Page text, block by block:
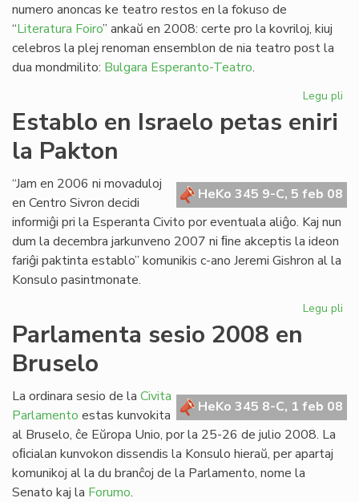
numero anoncas ke teatro restos en la fokuso de
“Literatura Foiro” ankaŭ en 2008: certe pro la kovriloj, kiuj
celebros la plej renoman ensemblon de nia teatro post la
dua mondmilito: Bulgara Esperanto-Teatro.
Legu pli
de
Establo en Israelo petas eniri
la Pakton
HeKo 345 9-C, 5 feb 08
“Jam en 2006 ni movaduloj
en Centro Sivron decidi
informiĝi pri la Esperanta Civito por eventuala aliĝo. Kaj nun
dum la decembra jarkunveno 2007 ni ﬁne akceptis la ideon
fariĝi paktinta establo” komunikis c-ano Jeremi Gishron al la
Konsulo pasintmonate.
Legu pli
Parlamenta sesio 2008 en
Bruselo
HeKo 345 8-C, 1 feb 08
La ordinara sesio de la Civita
Parlamento estas kunvokita
al Bruselo, ĉe Eŭropa Unio, por la 25-26 de julio 2008. La
oﬁcialan kunvokon dissendis la Konsulo hieraŭ, per apartaj
komunikoj al la du branĉoj de la Parlamento, nome la
Senato kaj la Forumo.